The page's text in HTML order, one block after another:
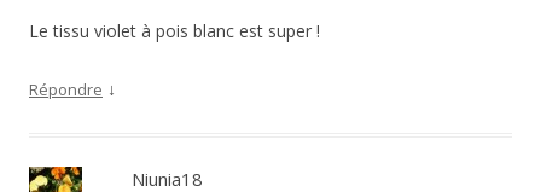
Le tissu violet à pois blanc est super !
Répondre ↓
Niunia18